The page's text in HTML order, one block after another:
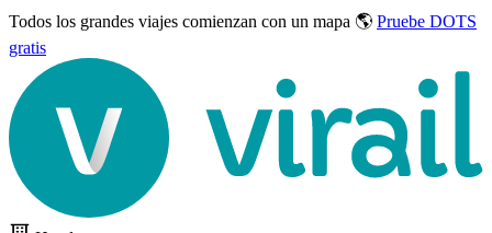
Todos los grandes viajes comienzan con un mapa 🌎 Pruebe DOTS
gratis